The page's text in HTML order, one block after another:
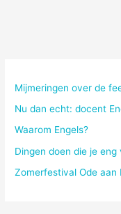
Mijmeringen over de
Nu dan echt: docent
Waarom Engels?
Dingen doen die je eng
Zomerfestival Ode